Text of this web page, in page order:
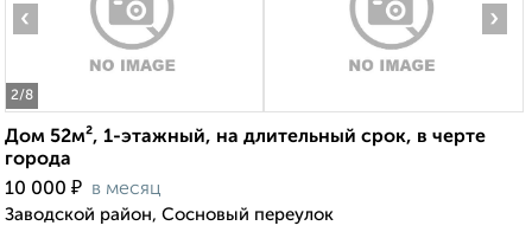
2/8
‹ ›
Дом 52м², 1-этажный, на длительный срок, в черте
города
10 000 ₽ в месяц
Заводской район, Сосновый переулок